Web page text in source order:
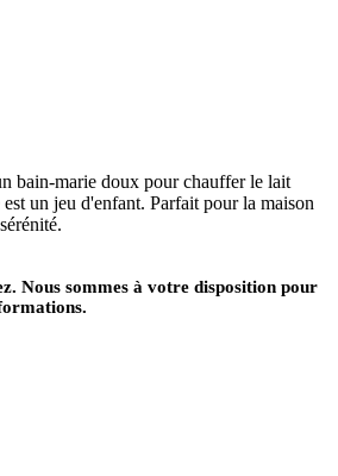
bain-marie doux pour chauffer le lait
un jeu d'enfant. Parfait pour la maison
Nous sommes à votre disposition pour